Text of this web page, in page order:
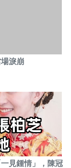
淚崩
見鍾情」，陳冠